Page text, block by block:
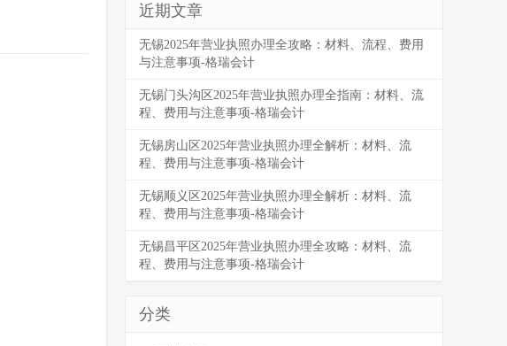
近期文章
无锡2025年营业执照办理全攻略：材料、流程、费用
与注意事项-格瑞会计
无锡门头沟区2025年营业执照办理全指南：材料、流
程、费用与注意事项-格瑞会计
无锡房山区2025年营业执照办理全解析：材料、流
程、费用与注意事项-格瑞会计
无锡顺义区2025年营业执照办理全解析：材料、流
程、费用与注意事项-格瑞会计
无锡昌平区2025年营业执照办理全攻略：材料、流
程、费用与注意事项-格瑞会计
分类